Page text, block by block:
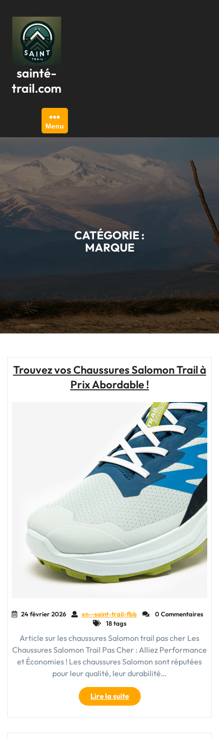
contenu
sainté-
trail.com
Menu
CATÉGORIE :
MARQUE
Trouvez vos Chaussures Salomon Trail à
Prix Abordable !
24 février 2026 xn--saint-trail-fbb
0 Commentaires
18 tags
Article sur les chaussures Salomon trail pas cher Les
Chaussures Salomon Trail Pas Cher : Alliez Performance
et Économies ! Les chaussures Salomon sont réputées
pour leur qualité, leur durabilité…
Lire la suite"Trouvez
vos
Chaussures